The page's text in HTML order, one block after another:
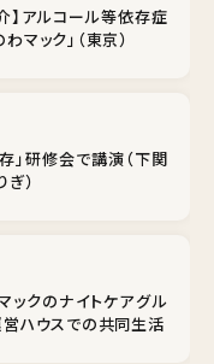
】アルコール等依存症
マック」（東京）
」研修会で講演（下関
）
クのナイトケア――グル
営ハウスでの共同生活